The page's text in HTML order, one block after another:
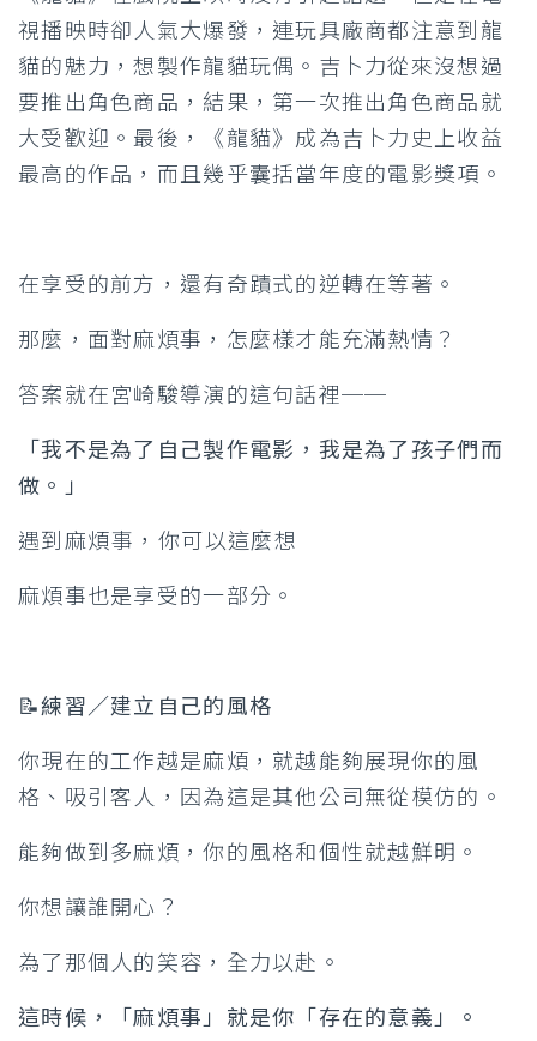
視播映時卻人氣大爆發，連玩具廠商都注意到龍
貓的魅力，想製作龍貓玩偶。吉卜力從來沒想過
要推出角色商品，結果，第一次推出角色商品就
大受歡迎。最後，《龍貓》成為吉卜力史上收益
最高的作品，而且幾乎囊括當年度的電影獎項。
在享受的前方，還有奇蹟式的逆轉在等著。
那麼，面對麻煩事，怎麼樣才能充滿熱情？
答案就在宮崎駿導演的這句話裡──
「我不是為了自己製作電影，我是為了孩子們而
做。」
遇到麻煩事，你可以這麼想
麻煩事也是享受的一部分。
📝練習／建立自己的風格
你現在的工作越是麻煩，就越能夠展現你的風
格、吸引客人，因為這是其他公司無從模仿的。
能夠做到多麻煩，你的風格和個性就越鮮明。
你想讓誰開心？
為了那個人的笑容，全力以赴。
這時候，「麻煩事」就是你「存在的意義」。